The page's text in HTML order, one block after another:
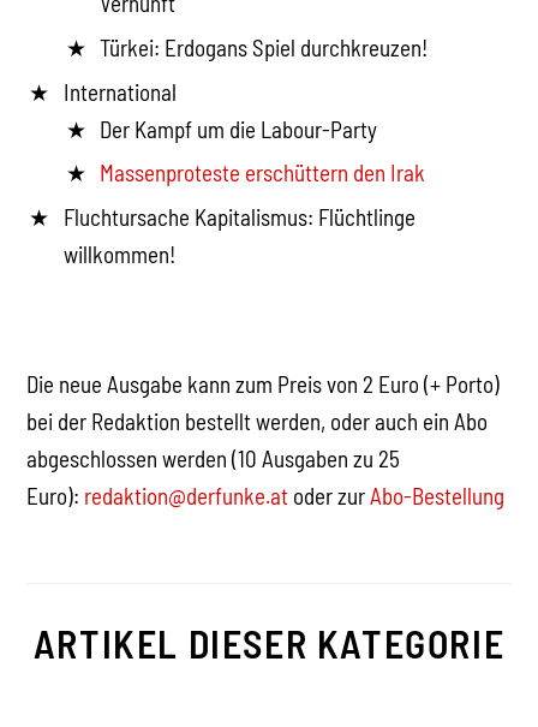
Türkei: Erdogans Spiel durchkreuzen!
International
Der Kampf um die Labour-Party
Massenproteste erschüttern den Irak
Fluchtursache Kapitalismus: Flüchtlinge
willkommen!
Die neue Ausgabe kann zum Preis von 2 Euro (+ Porto)
bei der Redaktion bestellt werden, oder auch ein Abo
abgeschlossen werden (10 Ausgaben zu 25
Euro): redaktion@derfunke.at oder zur Abo-Bestellung
ARTIKEL DIESER KATEGORIE